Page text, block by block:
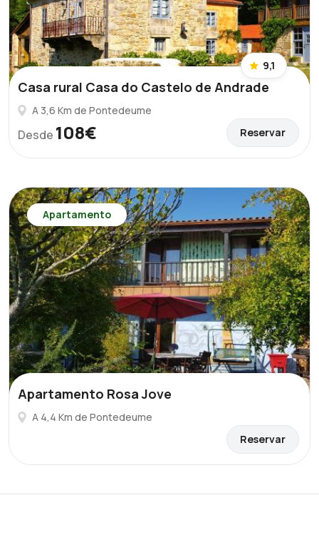
9,1
Casa rural Casa do Castelo de Andrade
A 3,6 Km de Pontedeume
Desde 108€ Reservar
Apartamento
Apartamento Rosa Jove
A 4,4 Km de Pontedeume
Reservar